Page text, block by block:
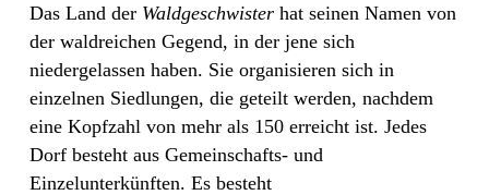
Das Land der Waldgeschwister hat seinen Namen von
der waldreichen Gegend, in der jene sich
niedergelassen haben. Sie organisieren sich in
einzelnen Siedlungen, die geteilt werden, nachdem
eine Kopfzahl von mehr als 150 erreicht ist. Jedes
Dorf besteht aus Gemeinschafts- und
Einzelunterkünften. Es besteht